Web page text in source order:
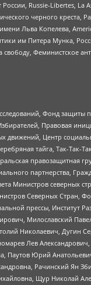
Russie-Libertes, La
черного креста,
Льва Копелева,
им Питера Мунка,
Феминистское
Фонд
Правовая
движений, Центр
тайга, Так-Так-
правозащитная
партнерства,
северных
Северных Стран,
прессы, Институт
Милославский
Николаевич, Дугин
Лев
Паутов Юрий
Рачинский Ян
Щур Николай